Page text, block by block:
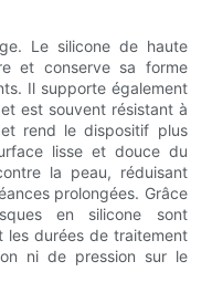
Le silicone de haute
et conserve sa forme
Il supporte également
est souvent résistant à
rend le dispositif plus
lisse et douce du
la peau, réduisant
prolongées. Grâce
en silicone sont
les durées de traitement
ni de pression sur le